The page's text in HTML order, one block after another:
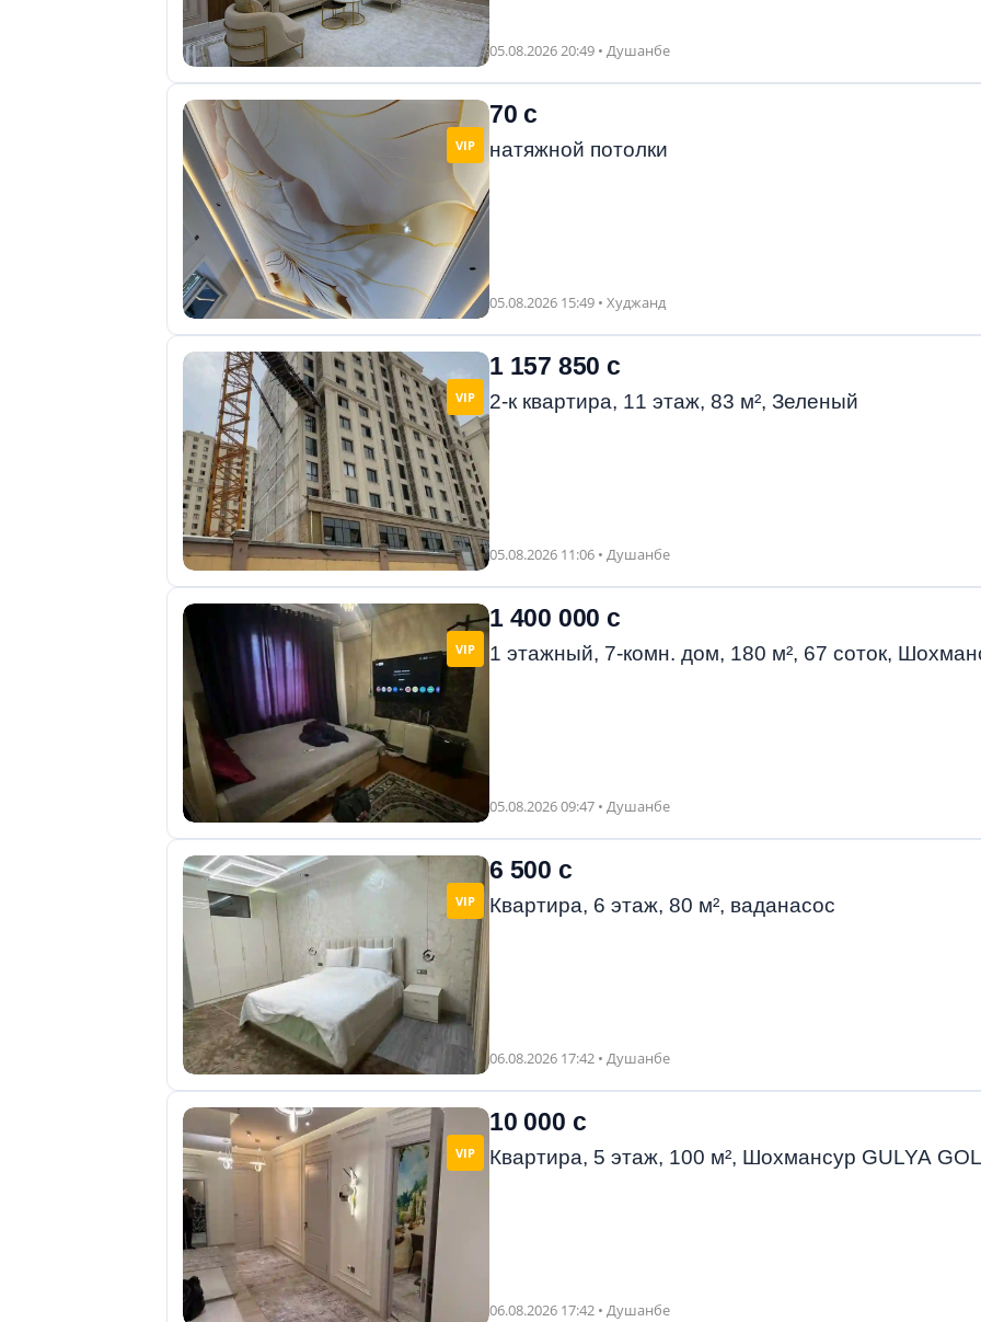
05.08.2026 20:49 • Душанбе
VIP
70 с
натяжной потолки
05.08.2026 15:49 • Худжанд
VIP
1 157 850 с
2-к квартира, 11 этаж, 83 м², Зеленый
05.08.2026 11:06 • Душанбе
VIP
1 400 000 с
1 этажный, 7-комн. дом, 180 м², 67 соток,
05.08.2026 09:47 • Душанбе
VIP
6 500 с
Квартира, 6 этаж, 80 м², ваданасос
06.08.2026 17:42 • Душанбе
VIP
10 000 с
Квартира, 5 этаж, 100 м², Шохмансур GULYA
06.08.2026 17:42 • Душанбе